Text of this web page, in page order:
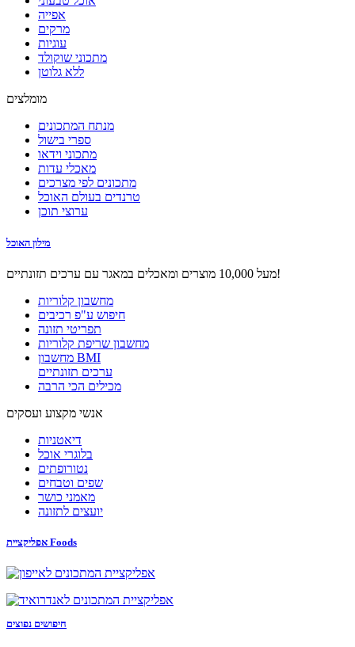
אפייה
מרקים
עוגיות
מתכוני שוקולד
ללא גלוטן
מומלצים
מנתח המתכונים
ספרי בישול
מתכוני וידאו
מאכלי עדות
מתכונים לפי מצרכים
טרנדים בעולם האוכל
ערוצי תוכן
מילון האוכל
מעל 10,000 מוצרים ומאכלים במאגר עם ערכים תזונתיים!
מחשבון קלוריות
חיפוש ע"פ רכיבים
תפריטי תזונה
מחשבון שריפת קלוריות
מחשבון BMI
ערכים תזונתיים
מכילים הכי הרבה
אנשי מקצוע ועסקים
דיאטניות
בלוגרי אוכל
נטורופתים
שפים וטבחים
מאמני כושר
יועצים לתזונה
אפליקציית Foods
חיפושים נפוצים